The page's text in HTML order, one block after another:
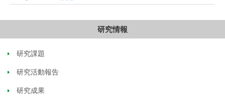
研究情報
研究課題
研究活動報告
研究成果